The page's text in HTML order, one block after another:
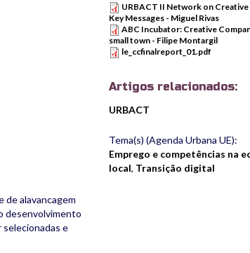
alavancagem
desenvolvimento
selecionadas e
URBACT II Network on
Key Messages - Miguel Rivas
ABC Incubator: Creative
small town - Filipe Montargil
le_ccfinalreport_01.pdf
Artigos relacionados:
URBACT
Tema(s) (Agenda Urbana UE):
Emprego e competências na
local, Transição digital